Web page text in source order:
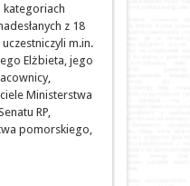
kategoriach
z 18
m.in.
Elżbieta, jego
Ministerstwa
RP,
pomorskiego,